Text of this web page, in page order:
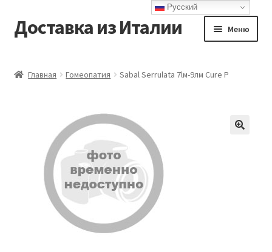
Перейти
к
Перейти
к
Доставка из Италии Меню
Корзина
Мой аккаунт
Оформление заказа
Главная Гомеопатия Sabal Serrulata 7lм-9лм Cure P
Русский